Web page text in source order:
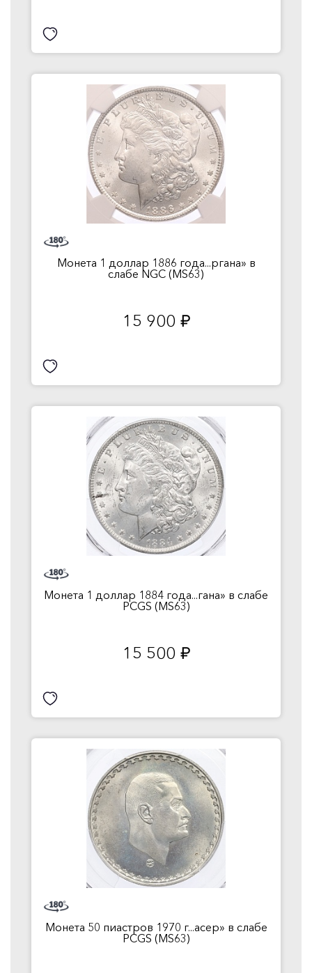
Монета 1 доллар 1886 года...ргана» в
слабе NGC (MS63)
15 900 руб.
Монета 1 доллар 1884 года...гана» в слабе
PCGS (MS63)
15 500 руб.
Монета 50 пиастров 1970 г...асер» в слабе
PCGS (MS63)